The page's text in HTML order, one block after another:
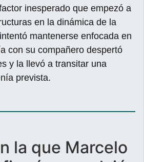
inesperado que empezó a
en la dinámica de la
mantenerse enfocada en
con su compañero despertó
y la llevó a transitar una
prevista.
la que Marcelo